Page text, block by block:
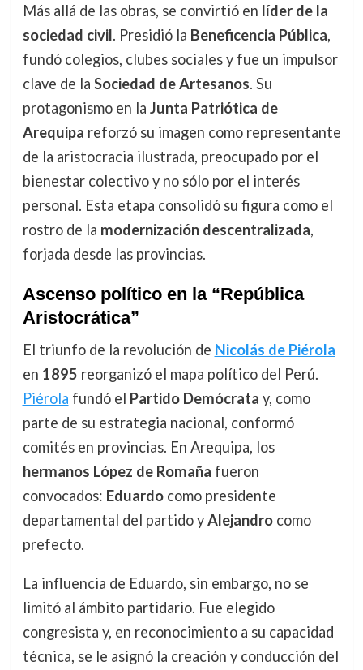
Más allá de las obras, se convirtió en líder de la
sociedad civil. Presidió la Beneficencia Pública,
fundó colegios, clubes sociales y fue un impulsor
clave de la Sociedad de Artesanos. Su
protagonismo en la Junta Patriótica de
Arequipa reforzó su imagen como representante
de la aristocracia ilustrada, preocupado por el
bienestar colectivo y no sólo por el interés
personal. Esta etapa consolidó su figura como el
rostro de la modernización descentralizada,
forjada desde las provincias.
Ascenso político en la “República
Aristocrática”
El triunfo de la revolución de Nicolás de Piérola
en 1895 reorganizó el mapa político del Perú.
Piérola fundó el Partido Demócrata y, como
parte de su estrategia nacional, conformó
comités en provincias. En Arequipa, los
hermanos López de Romaña fueron
convocados: Eduardocomo presidente
departamental del partido yAlejandrocomo
prefecto.
La influencia de Eduardo, sin embargo, no se
limitó al ámbito partidario. Fue elegido
congresista y, en reconocimiento a su capacidad
técnica, se le asignó la creación y conducción del